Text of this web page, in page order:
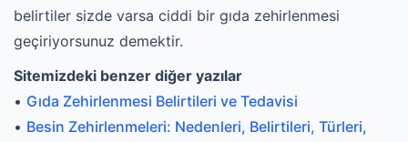
belirtiler sizde varsa ciddi bir gıda zehirlenmesi
geçiriyorsunuz demektir.
Sitemizdeki benzer diğer yazılar
• Gıda Zehirlenmesi Belirtileri ve Tedavisi
• Besin Zehirlenmeleri: Nedenleri, Belirtileri, Türleri,